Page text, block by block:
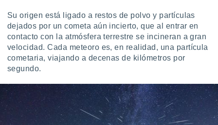
se
para
ni para
o
aunque
no
Puedes
a
Su origen está ligado a restos de polvo y partículas
dejados por un cometa aún incierto, que al entrar en
contacto con la atmósfera terrestre se incineran a gran
velocidad. Cada meteoro es, en realidad, una partícula
cometaria, viajando a decenas de kilómetros por
segundo.